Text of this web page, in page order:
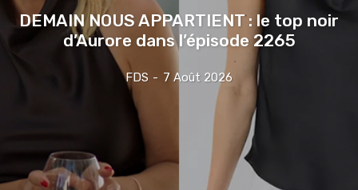
DEMAIN NOUS APPARTIENT : le top noir
d’Aurore dans l’épisode 2265
FDS - 7 Août 2026